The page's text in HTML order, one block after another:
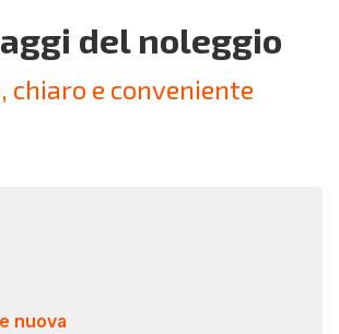
del noleggio
chiaro e conveniente
nuova